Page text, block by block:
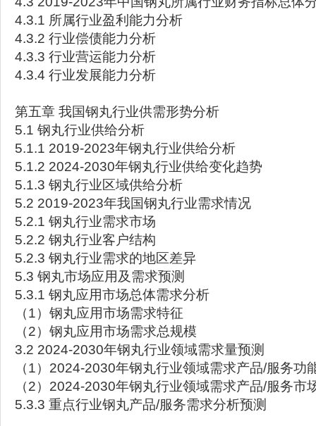
4.3.1 所属行业盈利能力分析
4.3.2 行业偿债能力分析
4.3.3 行业营运能力分析
4.3.4 行业发展能力分析
第五章 我国钢丸行业供需形势分析
5.1 钢丸行业供给分析
5.1.1 2019-2023年钢丸行业供给分析
5.1.2 2024-2030年钢丸行业供给变化趋势
5.1.3 钢丸行业区域供给分析
5.2 2019-2023年我国钢丸行业需求情况
5.2.1 钢丸行业需求市场
5.2.2 钢丸行业客户结构
5.2.3 钢丸行业需求的地区差异
5.3 钢丸市场应用及需求预测
5.3.1 钢丸应用市场总体需求分析
（1）钢丸应用市场需求特征
（2）钢丸应用市场需求总规模
3.2 2024-2030年钢丸行业领域需求量预测
（1）2024-2030年钢丸行业领域需求产品/服务功
（2）2024-2030年钢丸行业领域需求产品/服务市
5.3.3 重点行业钢丸产品/服务需求分析预测